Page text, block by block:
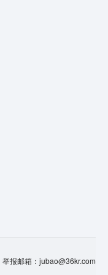
报邮箱：jubao@36kr.com